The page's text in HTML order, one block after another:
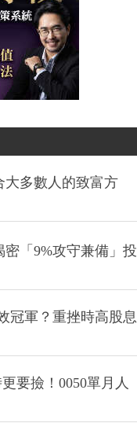
大多數人的致富方
「9%攻守兼備」投
冠軍？重挫時高股息
要撿！0050單月人